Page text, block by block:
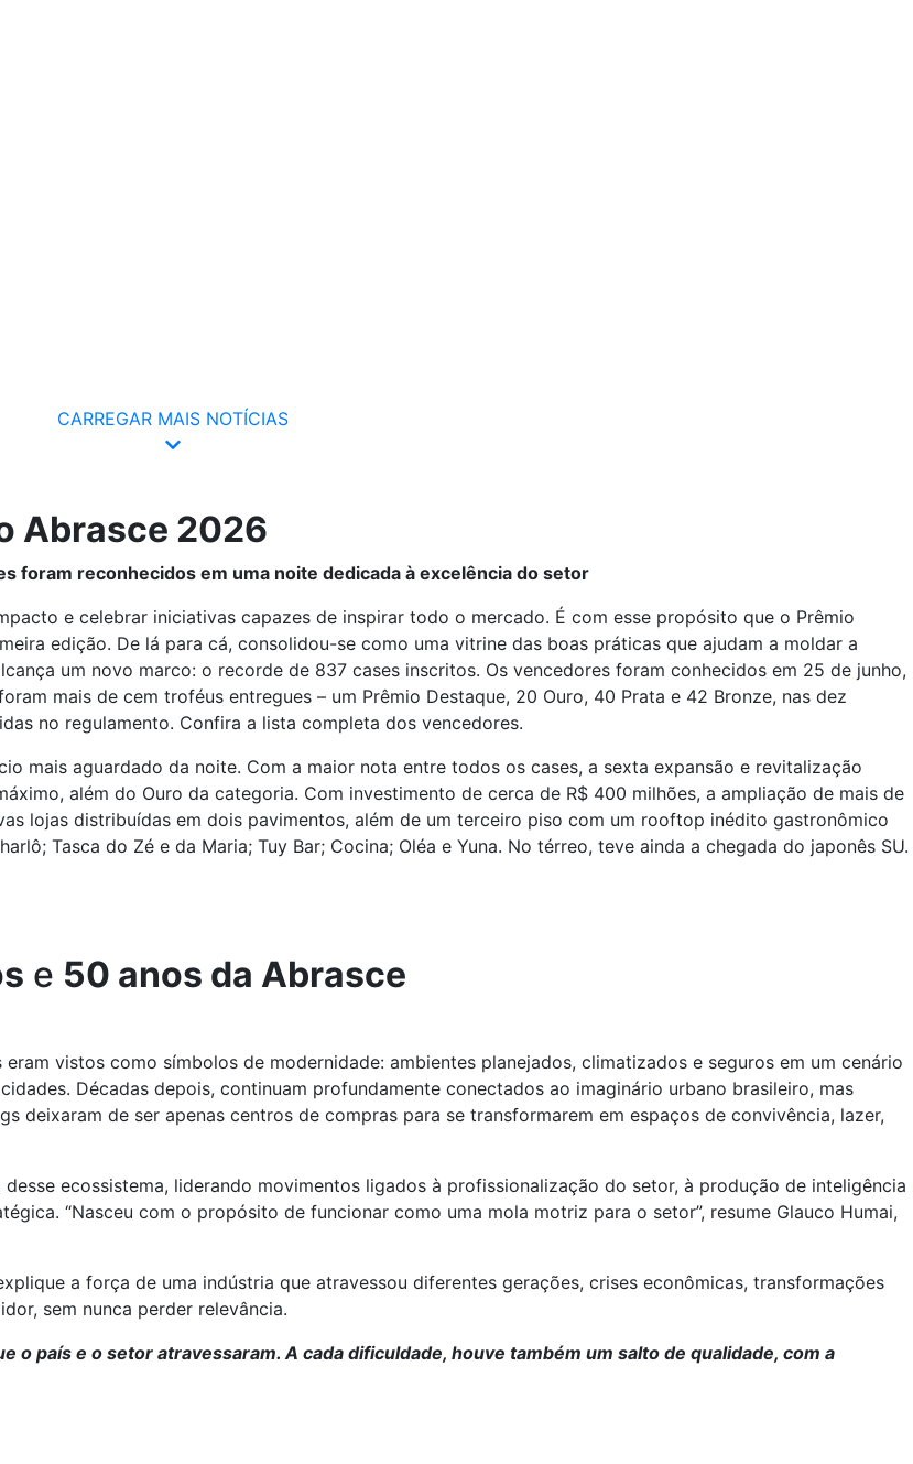
CARREGAR MAIS NOTÍCIAS
Abrasce 2026
foram reconhecidos em uma noite dedicada à excelência do setor
e celebrar iniciativas capazes de inspirar todo o mercado. É com esse propósito que o Prêmio
edição. De lá para cá, consolidou-se como uma vitrine das boas práticas que ajudam a moldar a
um novo marco: o recorde de 837 cases inscritos. Os vencedores foram conhecidos em 25 de junho,
mais de cem troféus entregues – um Prêmio Destaque, 20 Ouro, 40 Prata e 42 Bronze, nas dez
no regulamento. Confira a lista completa dos vencedores.
mais aguardado da noite. Com a maior nota entre todos os cases, a sexta expansão e revitalização
além do Ouro da categoria. Com investimento de cerca de R$ 400 milhões, a ampliação de mais de
lojas distribuídas em dois pavimentos, além de um terceiro piso com um rooftop inédito gastronômico
Tasca do Zé e da Maria; Tuy Bar; Cocina; Oléa e Yuna. No térreo, teve ainda a chegada do japonês SU.
e 50 anos da Abrasce
vistos como símbolos de modernidade: ambientes planejados, climatizados e seguros em um cenário
Décadas depois, continuam profundamente conectados ao imaginário urbano brasileiro, mas
deixaram de ser apenas centros de compras para se transformarem em espaços de convivência, lazer,
ecossistema, liderando movimentos ligados à profissionalização do setor, à produção de inteligência
“Nasceu com o propósito de funcionar como uma mola motriz para o setor”, resume Glauco Humai,
a força de uma indústria que atravessou diferentes gerações, crises econômicas, transformações
sem nunca perder relevância.
o país e o setor atravessaram. A cada dificuldade, houve também um salto de qualidade, com a